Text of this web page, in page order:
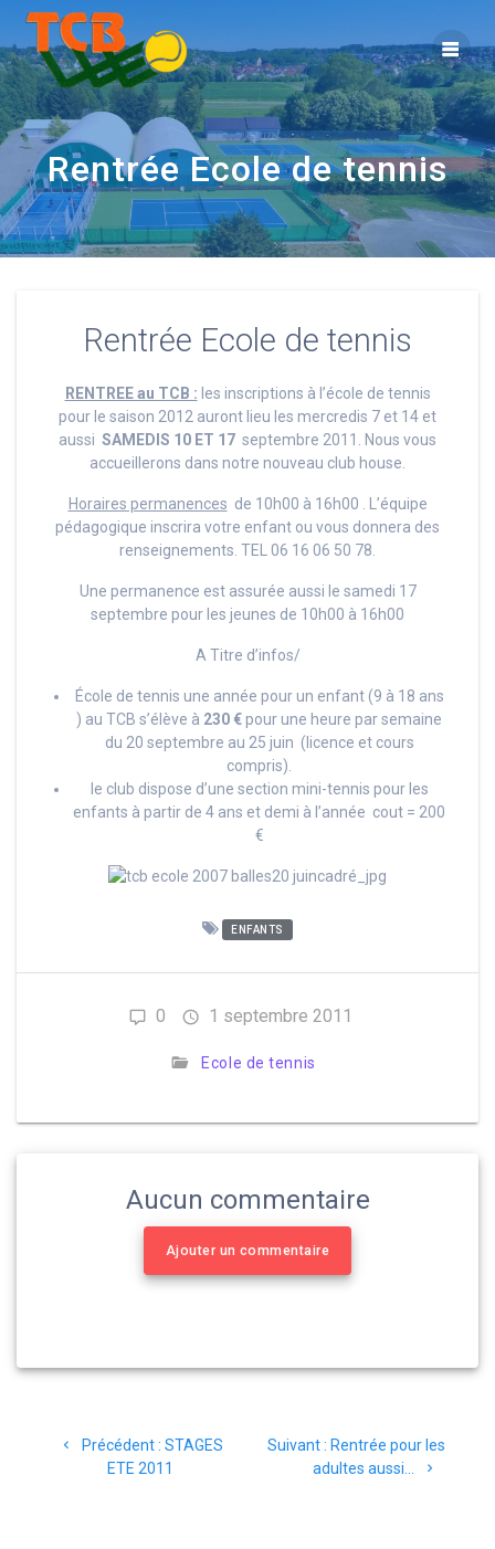
Rentrée Ecole de tennis
Rentrée Ecole de tennis
RENTREE au TCB : les inscriptions à l’école de tennis
pour le saison 2012 auront lieu les mercredis 7 et 14 et
aussi SAMEDIS 10 ET 17 septembre 2011. Nous vous
accueillerons dans notre nouveau club house.
Horaires permanences de 10h00 à 16h00 . L’équipe
pédagogique inscrira votre enfant ou vous donnera des
renseignements. TEL 06 16 06 50 78.
Une permanence est assurée aussi le samedi 17
septembre pour les jeunes de 10h00 à 16h00
A Titre d’infos/
École de tennis une année pour un enfant (9 à 18 ans
) au TCB s’élève à 230 €pour une heure par semaine
du 20 septembre au 25 juin (licence et cours
compris).
le club dispose d’une section mini-tennis pour les
enfants à partir de 4 ans et demi à l’année cout = 200
€
ENFANTS
0 1 septembre 2011
Ecole de tennis
Aucun commentaire
Ajouter un commentaire
Précédent : Article
précédent
STAGES
ETE 2011
Suivant : Article
suivant
Rentrée pour les
adultes aussi…